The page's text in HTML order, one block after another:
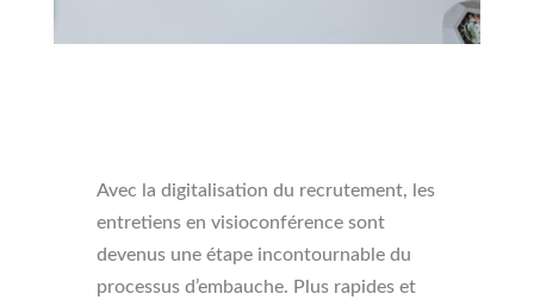
Avec la digitalisation du recrutement, les
entretiens en visioconférence sont
devenus une étape incontournable du
processus d’embauche. Plus rapides et